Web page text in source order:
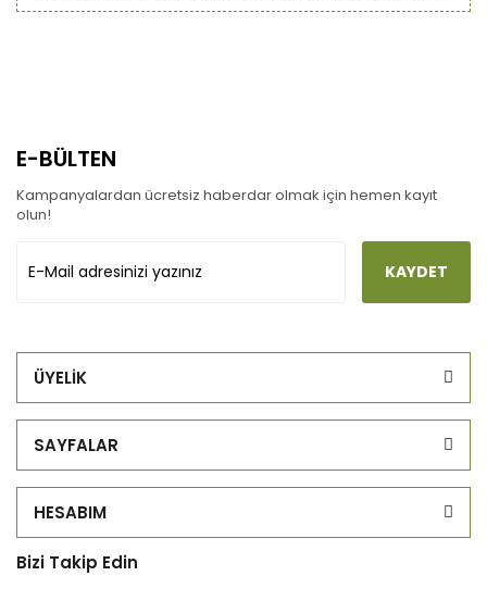
E-BÜLTEN
Kampanyalardan ücretsiz haberdar olmak için hemen kayıt
olun!
KAYDET
ÜYELİK
SAYFALAR
HESABIM
Bizi Takip Edin